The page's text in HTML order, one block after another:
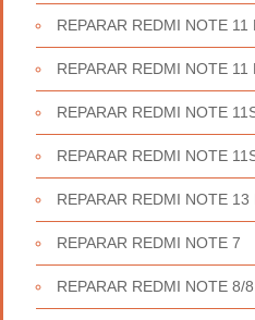
REPARAR REDMI NOTE 11
REPARAR REDMI NOTE 11
REPARAR REDMI NOTE
REPARAR REDMI NOTE
REPARAR REDMI NOTE 13
REPARAR REDMI NOTE 7
REPARAR REDMI NOTE 8/